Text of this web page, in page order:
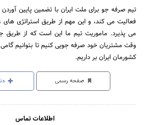
تیم صرفه جو برای ملت ایران با تضمین پایین
فعالیت می کند، و این مهم از طریق استراتژی
می پذیرد. ماموریت تیم ما این است که از طریق
وقت مشتریان خود صرفه جویی کنیم تا بتوانیم
کشورمان ایران بر داریم.
صفحه رسمی
اطلاعات تماس